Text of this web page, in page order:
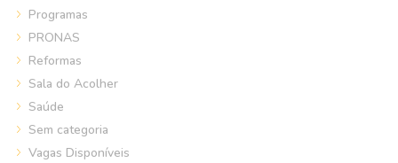
Programas
PRONAS
Reformas
Sala do Acolher
Saúde
Sem categoria
Vagas Disponíveis